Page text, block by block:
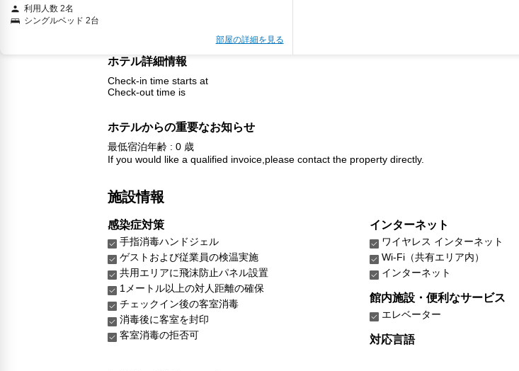
利用人数 2名
シングルベッド 2台
部屋の詳細を見る
ホテル詳細情報
Check-in time starts at
Check-out time is
ホテルからの重要なお知らせ
最低宿泊年齢 : 0 歳
If you would like a qualified invoice,please contact the property directly.
施設情報
感染症対策
手指消毒ハンドジェル
ゲストおよび従業員の検温実施
共用エリアに飛沫防止パネル設置
1メートル以上の対人距離の確保
チェックイン後の客室消毒
消毒後に客室を封印
客室消毒の拒否可
インターネット
ワイヤレス インターネット
Wi-Fi（共有エリア内）
インターネット
館内施設・便利なサービス
エレベーター
対応言語